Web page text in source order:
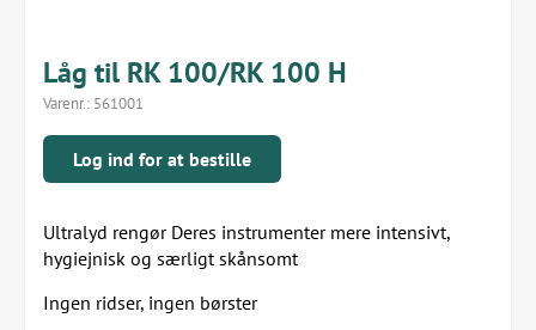
Låg til RK 100/RK 100 H
Varenr.: 561001
Log ind for at bestille
Ultralyd rengør Deres instrumenter mere intensivt,
hygiejnisk og særligt skånsomt
Ingen ridser, ingen børster